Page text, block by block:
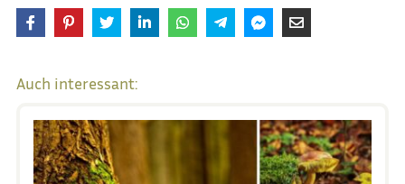
Auch interessant: